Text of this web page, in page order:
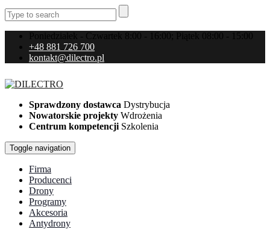
Poniedziałek - Czwartek 8:00 - 16:00; Piątek 08:00 - 15:00
+48 881 726 700
kontakt@dilectro.pl
Sprawdzony dostawca Dystrybucja
Nowatorskie projekty Wdrożenia
Centrum kompetencji Szkolenia
Toggle navigation
Firma
Producenci
Drony
Programy
Akcesoria
Antydrony